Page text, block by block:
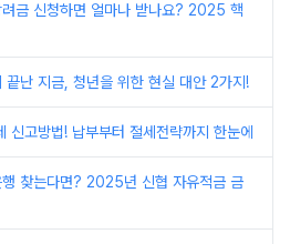
려금 신청하면 얼마나 받나요? 2025 핵
끝난 지금, 청년을 위한 현실 대안 2가지!
신고방법! 납부부터 절세전략까지 한눈에
행 찾는다면? 2025년 신협 자유적금 금